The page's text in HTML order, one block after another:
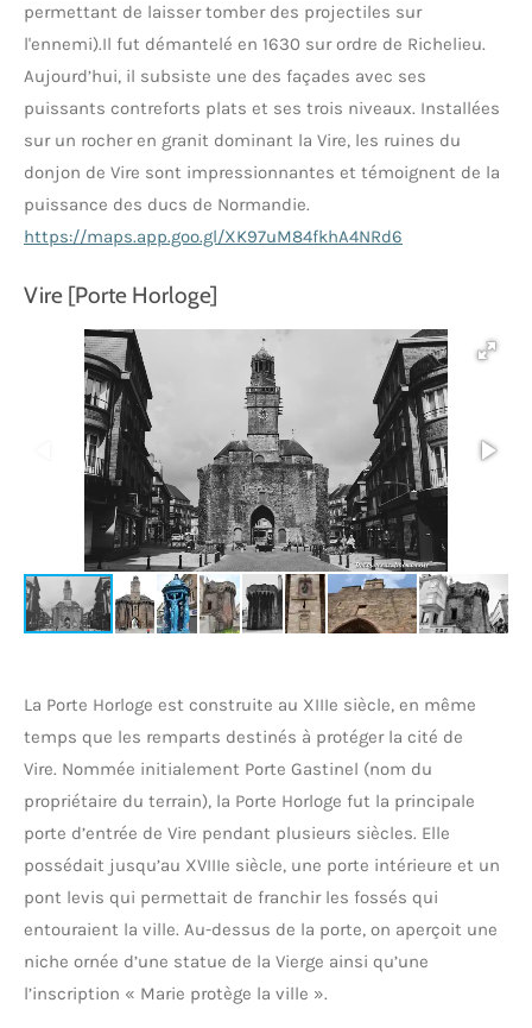
permettant de laisser tomber des projectiles sur
l'ennemi).Il fut démantelé en 1630 sur ordre de Richelieu.
Aujourd’hui, il subsiste une des façades avec ses
puissants contreforts plats et ses trois niveaux. Installées
sur un rocher en granit dominant la Vire, les ruines du
donjon de Vire sont impressionnantes et témoignent de la
puissance des ducs de Normandie.
https://maps.app.goo.gl/XK97uM84fkhA4NRd6
Vire [Porte Horloge]
La Porte Horloge est construite au XIIIe siècle, en même
temps que les remparts destinés à protéger la cité de
Vire. Nommée initialement Porte Gastinel (nom du
propriétaire du terrain), la Porte Horloge fut la principale
porte d’entrée de Vire pendant plusieurs siècles. Elle
possédait jusqu’au XVIIIe siècle, une porte intérieure et un
pont levis qui permettait de franchir les fossés qui
entouraient la ville. Au-dessus de la porte, on aperçoit une
niche ornée d’une statue de la Vierge ainsi qu’une
l’inscription « Marie protège la ville ».